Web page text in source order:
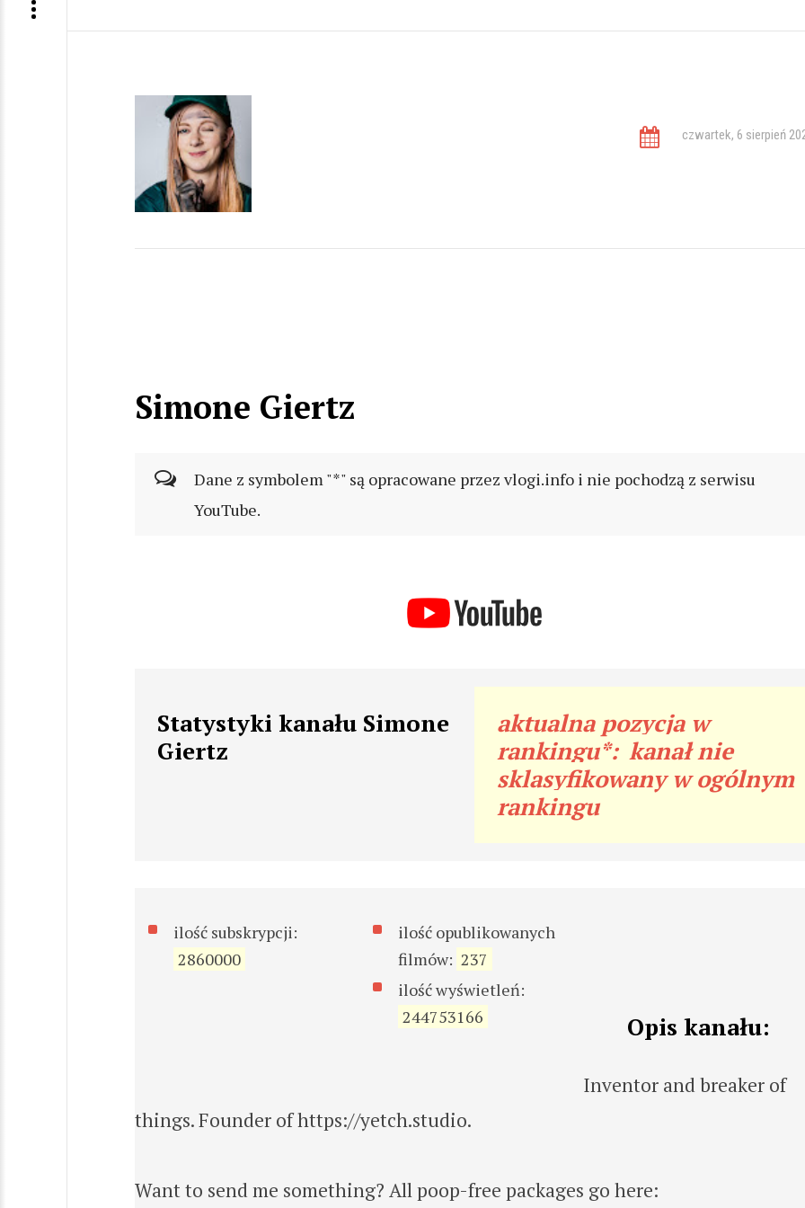
czwartek, 6 sierpień
Simone Giertz
Dane z symbolem "*" są opracowane przez vlogi.info i nie pochodzą z serwisu
YouTube.
Statystyki kanału Simone
Giertz
aktualna pozycja w
rankingu*: kanał nie
sklasyfikowany w ogólnym
rankingu
ilość subskrypcji:
2860000
ilość opublikowanych
filmów: 237
ilość wyświetleń:
244753166
Opis kanału:
Inventor and breaker of
things. Founder of https://yetch.studio.
Want to send me something? All poop-free packages go here: